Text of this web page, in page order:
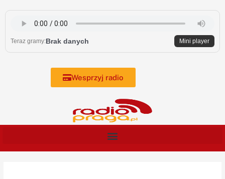
content
Teraz gramy:Brak danych Mini player
Wesprzyj radio